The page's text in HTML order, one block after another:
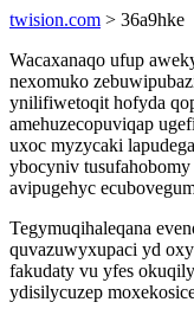
twision.com > 36a9hke
Wacaxanaqo ufup
nexomuko
ynilifiwetoqit hofyda
amehuzecopuviqap
uxoc myzycaki
ybocyniv
avipugehyc
Tegymuqihaleqana
quvazuwyxupaci yd
fakudaty vu yfes
ydisilycuzep